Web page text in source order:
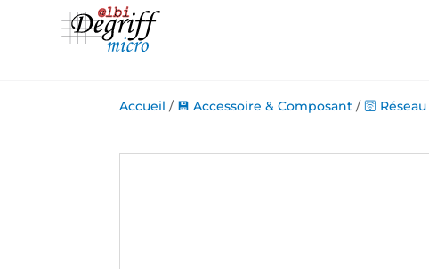
Accueil / 💾 Accessoire & Composant /🛜 Réseau